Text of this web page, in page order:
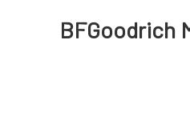
BFGoodrich